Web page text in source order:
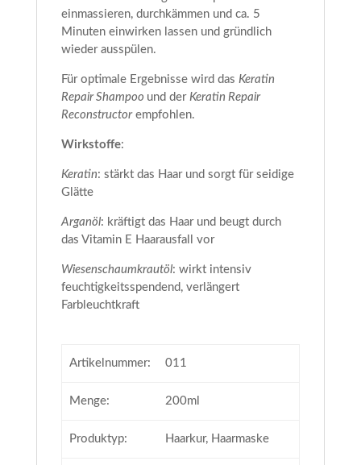
einmassieren, durchkämmen und ca. 5
Minuten einwirken lassen und gründlich
wieder ausspülen.
Für optimale Ergebnisse wird das Keratin
Repair Shampoo und der Keratin Repair
Reconstructorempfohlen.
Wirkstoffe:
Keratin: stärkt das Haar und sorgt für seidige
Glätte
Arganöl: kräftigt das Haar und beugt durch
das Vitamin E Haarausfall vor
Wiesenschaumkrautöl: wirkt intensiv
feuchtigkeitsspendend, verlängert
Farbleuchtkraft
Artikelnummer: 011
Menge: 200ml
Produktyp: Haarkur, Haarmaske